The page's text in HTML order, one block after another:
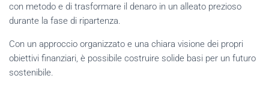
con metodo e di trasformare il denaro in un alleato prezioso
durante la fase di ripartenza.
Con un approccio organizzato e una chiara visione dei propri
obiettivi finanziari, è possibile costruire solide basi per un futuro
sostenibile.